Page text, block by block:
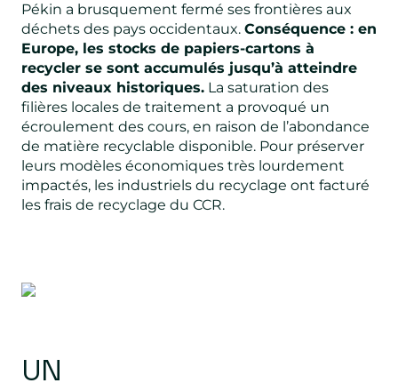
Pékin a brusquement fermé ses frontières aux
déchets des pays occidentaux. Conséquence : en
Europe, les stocks de papiers-cartons à
recycler se sont accumulés jusqu’à atteindre
des niveaux historiques. La saturation des
filières locales de traitement a provoqué un
écroulement des cours, en raison de l’abondance
de matière recyclable disponible. Pour préserver
leurs modèles économiques très lourdement
impactés, les industriels du recyclage ont facturé
les frais de recyclage du CCR.
UN